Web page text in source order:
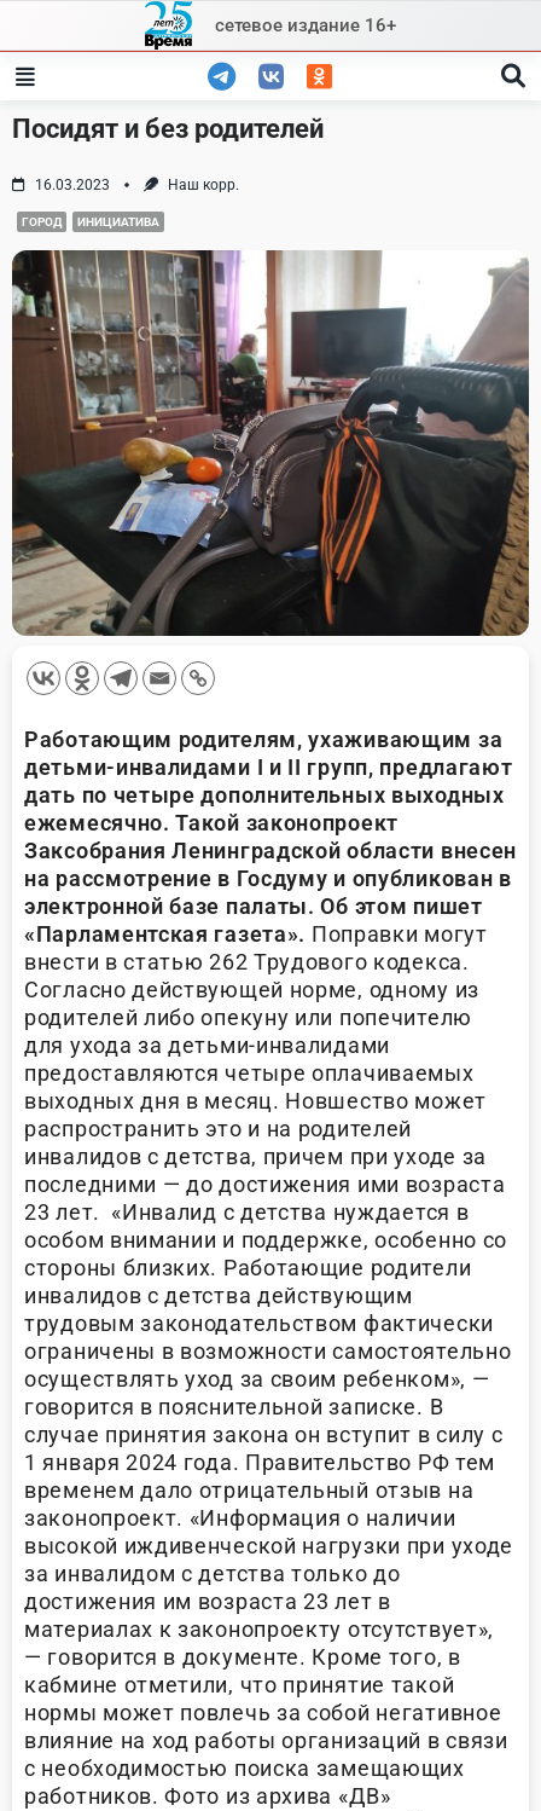
content
сетевое издание 16+
Посидят и без родителей
16.03.2023 Наш корр.
ГОРОД ИНИЦИАТИВА
Работающим родителям, ухаживающим за
детьми-инвалидами I и II групп, предлагают
дать по четыре дополнительных выходных
ежемесячно. Такой законопроект
Заксобрания Ленинградской области внесен
на рассмотрение в Госдуму и опубликован в
электронной базе палаты. Об этом пишет
«Парламентская газета». Поправки могут
внести в статью 262 Трудового кодекса.
Согласно действующей норме, одному из
родителей либо опекуну или попечителю
для ухода за детьми-инвалидами
предоставляются четыре оплачиваемых
выходных дня в месяц. Новшество может
распространить это и на родителей
инвалидов с детства, причем при уходе за
последними — до достижения ими возраста
23 лет. «Инвалид с детства нуждается в
особом внимании и поддержке, особенно со
стороны близких. Работающие родители
инвалидов с детства действующим
трудовым законодательством фактически
ограничены в возможности самостоятельно
осуществлять уход за своим ребенком», —
говорится в пояснительной записке. В
случае принятия закона он вступит в силу с
1 января 2024 года. Правительство РФ тем
временем дало отрицательный отзыв на
законопроект. «Информация о наличии
высокой иждивенческой нагрузки при уходе
за инвалидом с детства только до
достижения им возраста 23 лет в
материалах к законопроекту отсутствует»,
— говорится в документе. Кроме того, в
кабмине отметили, что принятие такой
нормы может повлечь за собой негативное
влияние на ход работы организаций в связи
с необходимостью поиска замещающих
работников. Фото из архива «ДВ»